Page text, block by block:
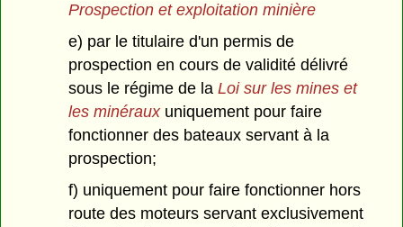
Prospection et exploitation minière
e) par le titulaire d'un permis de
prospection en cours de validité délivré
sous le régime de laLoi sur les mines et
les minérauxuniquement pour faire
fonctionner des bateaux servant à la
prospection;
f) uniquement pour faire fonctionner hors
route des moteurs servant exclusivement